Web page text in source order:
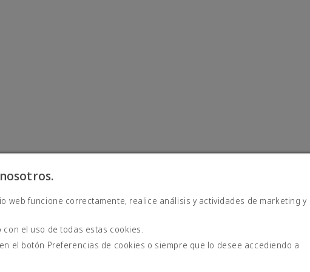
web funcione correctamente, realice análisis y actividades de marketing y
el uso de todas estas cookies.
el botón Preferencias de cookies o siempre que lo desee accediendo a